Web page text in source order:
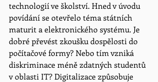
technologií ve školství. Hned v úvodu
povídání se otevřelo téma státních
maturit a elektronického systému. Je
dobré převést zkoušku dospělosti do
počítačové formy? Nebo tím vzniká
diskriminace méně zdatných studentů
v oblasti IT? Digitalizace způsobuje